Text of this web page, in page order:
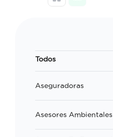
Todos
Aseguradoras
Asesores Ambientales